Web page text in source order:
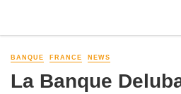
BANQUE FRANCE NEWS
La Banque